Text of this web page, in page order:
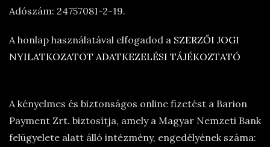
Adószám: 24757081-2-19.
A honlap használatával elfogadod a SZERZŐI JOGI
NYILATKOZATOT ADATKEZELÉSI TÁJÉKOZTATÓ
A kényelmes és biztonságos online fizetést a Barion
Payment Zrt. biztosítja, amely a Magyar Nemzeti Bank
felügyelete alatt álló intézmény, engedélyének száma: